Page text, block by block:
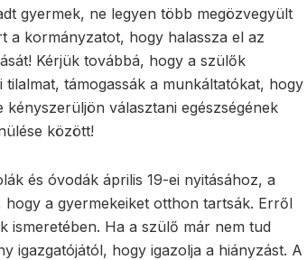
gyermek, ne legyen több megözvegyült
a kormányzatot, hogy halassza el az
Kérjük továbbá, hogy a szülők
támogassák a munkáltatókat, hogy
választani egészségének
között!
és óvodák április 19-ei nyitásához, a
a gyermekeiket otthon tartsák. Erről
ismeretében. Ha a szülő már nem tud
igazgatójától, hogy igazolja a hiányzást. A